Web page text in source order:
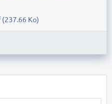
(237.66 Ko)